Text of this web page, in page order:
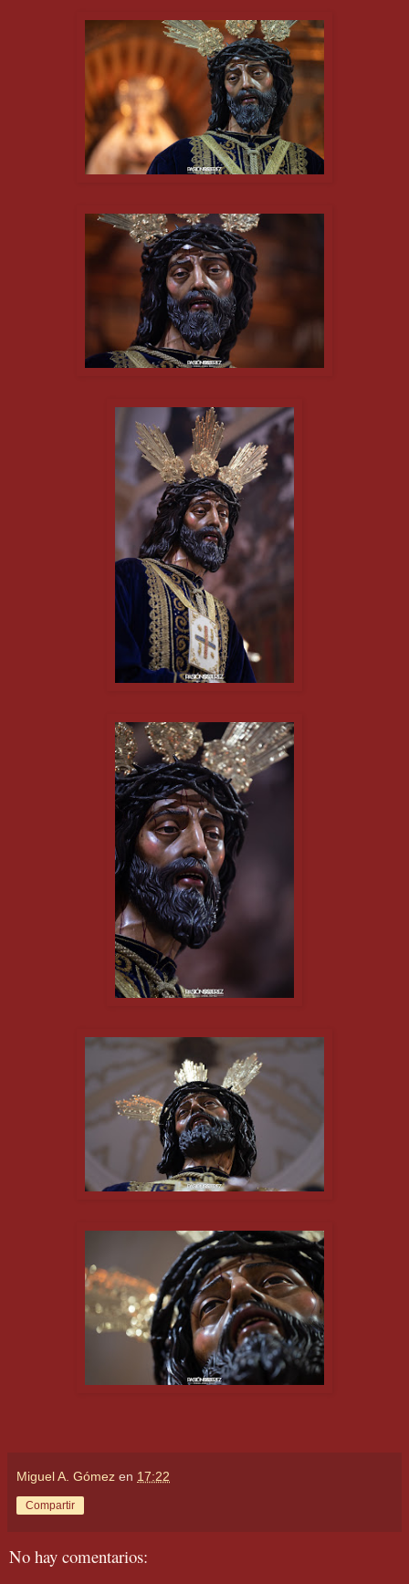
Miguel A. Gómez en 17:22
Compartir
No hay comentarios: